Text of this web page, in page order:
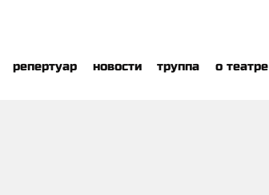
репертуар новости труппа о театре